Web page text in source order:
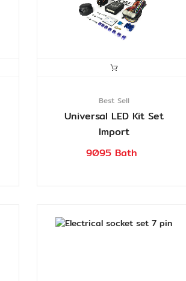
Best Sell
Universal LED Kit Set
Import
9095 Bath